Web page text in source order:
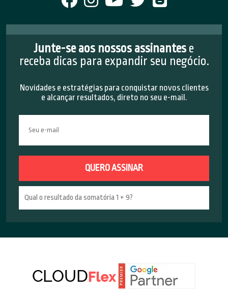
Junte-se aos nossos assinantes e
receba dicas para expandir seu negócio.
Novidades e estratégias para conquistar novos clientes
e alcançar resultados, direto no seu e-mail.